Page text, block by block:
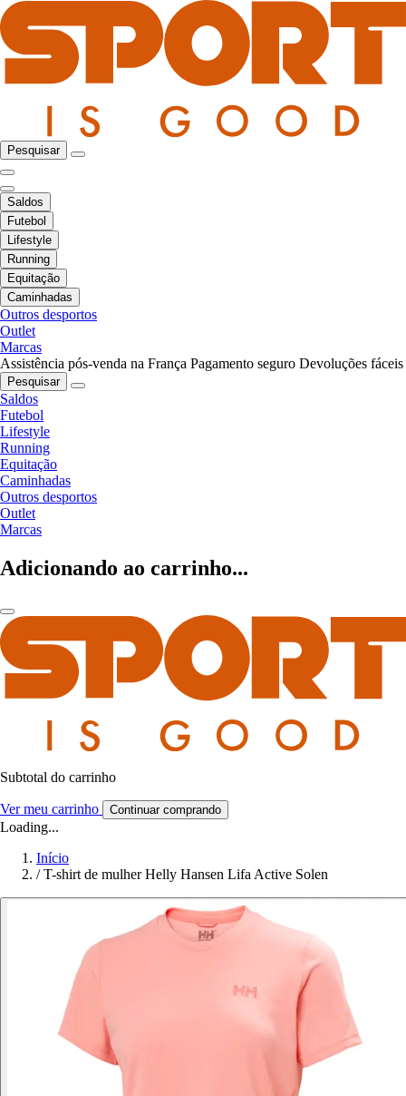
Pesquisar
Saldos
Futebol
Lifestyle
Running
Equitação
Caminhadas
Outros desportos
Outlet
Marcas
Assistência pós-venda na França Pagamento seguro Devoluções fáceis
Pesquisar
Saldos
Futebol
Lifestyle
Running
Equitação
Caminhadas
Outros desportos
Outlet
Marcas
Adicionando ao carrinho...
Subtotal do carrinho
Ver meu carrinho Continuar comprando
Loading...
Início
/ T-shirt de mulher Helly Hansen Lifa Active Solen